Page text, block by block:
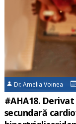
Dr. Amelia Voinea
#AHA18.
secundară